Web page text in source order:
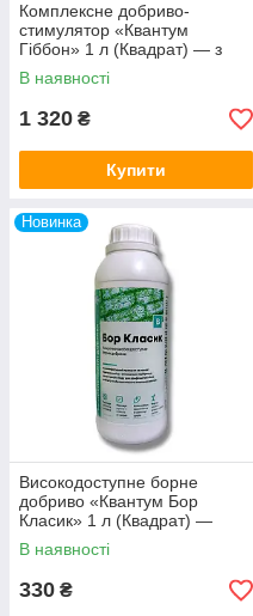
Комплексне добриво-
стимулятор «Квантум
Гіббон» 1 л (Квадрат) — з
фітогормоном гіберелліном
(GA3)
В наявності
1 320 ₴
Купити
Новинка
Високодоступне борне
добриво «Квантум Бор
Класик» 1 л (Квадрат) —
концентрат боретаноламіна
В наявності
330 ₴